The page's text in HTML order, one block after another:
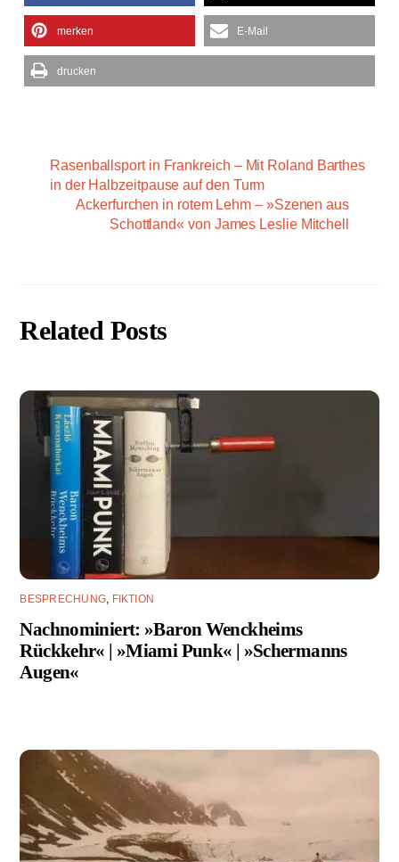
merken E-Mail
drucken
Rasenballsport in Frankreich – Mit Roland Barthes
in der Halbzeitpause auf den Turm
Ackerfurchen in rotem Lehm – »Szenen aus
Schottland« von James Leslie Mitchell
Related Posts
BESPRECHUNG, FIKTION
Nachnominiert: »Baron Wenckheims
Rückkehr« | »Miami Punk« | »Schermanns
Augen«